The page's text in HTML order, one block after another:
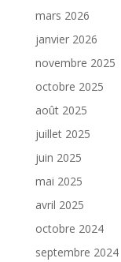
mars 2026
janvier 2026
novembre 2025
octobre 2025
août 2025
juillet 2025
juin 2025
mai 2025
avril 2025
octobre 2024
septembre 2024